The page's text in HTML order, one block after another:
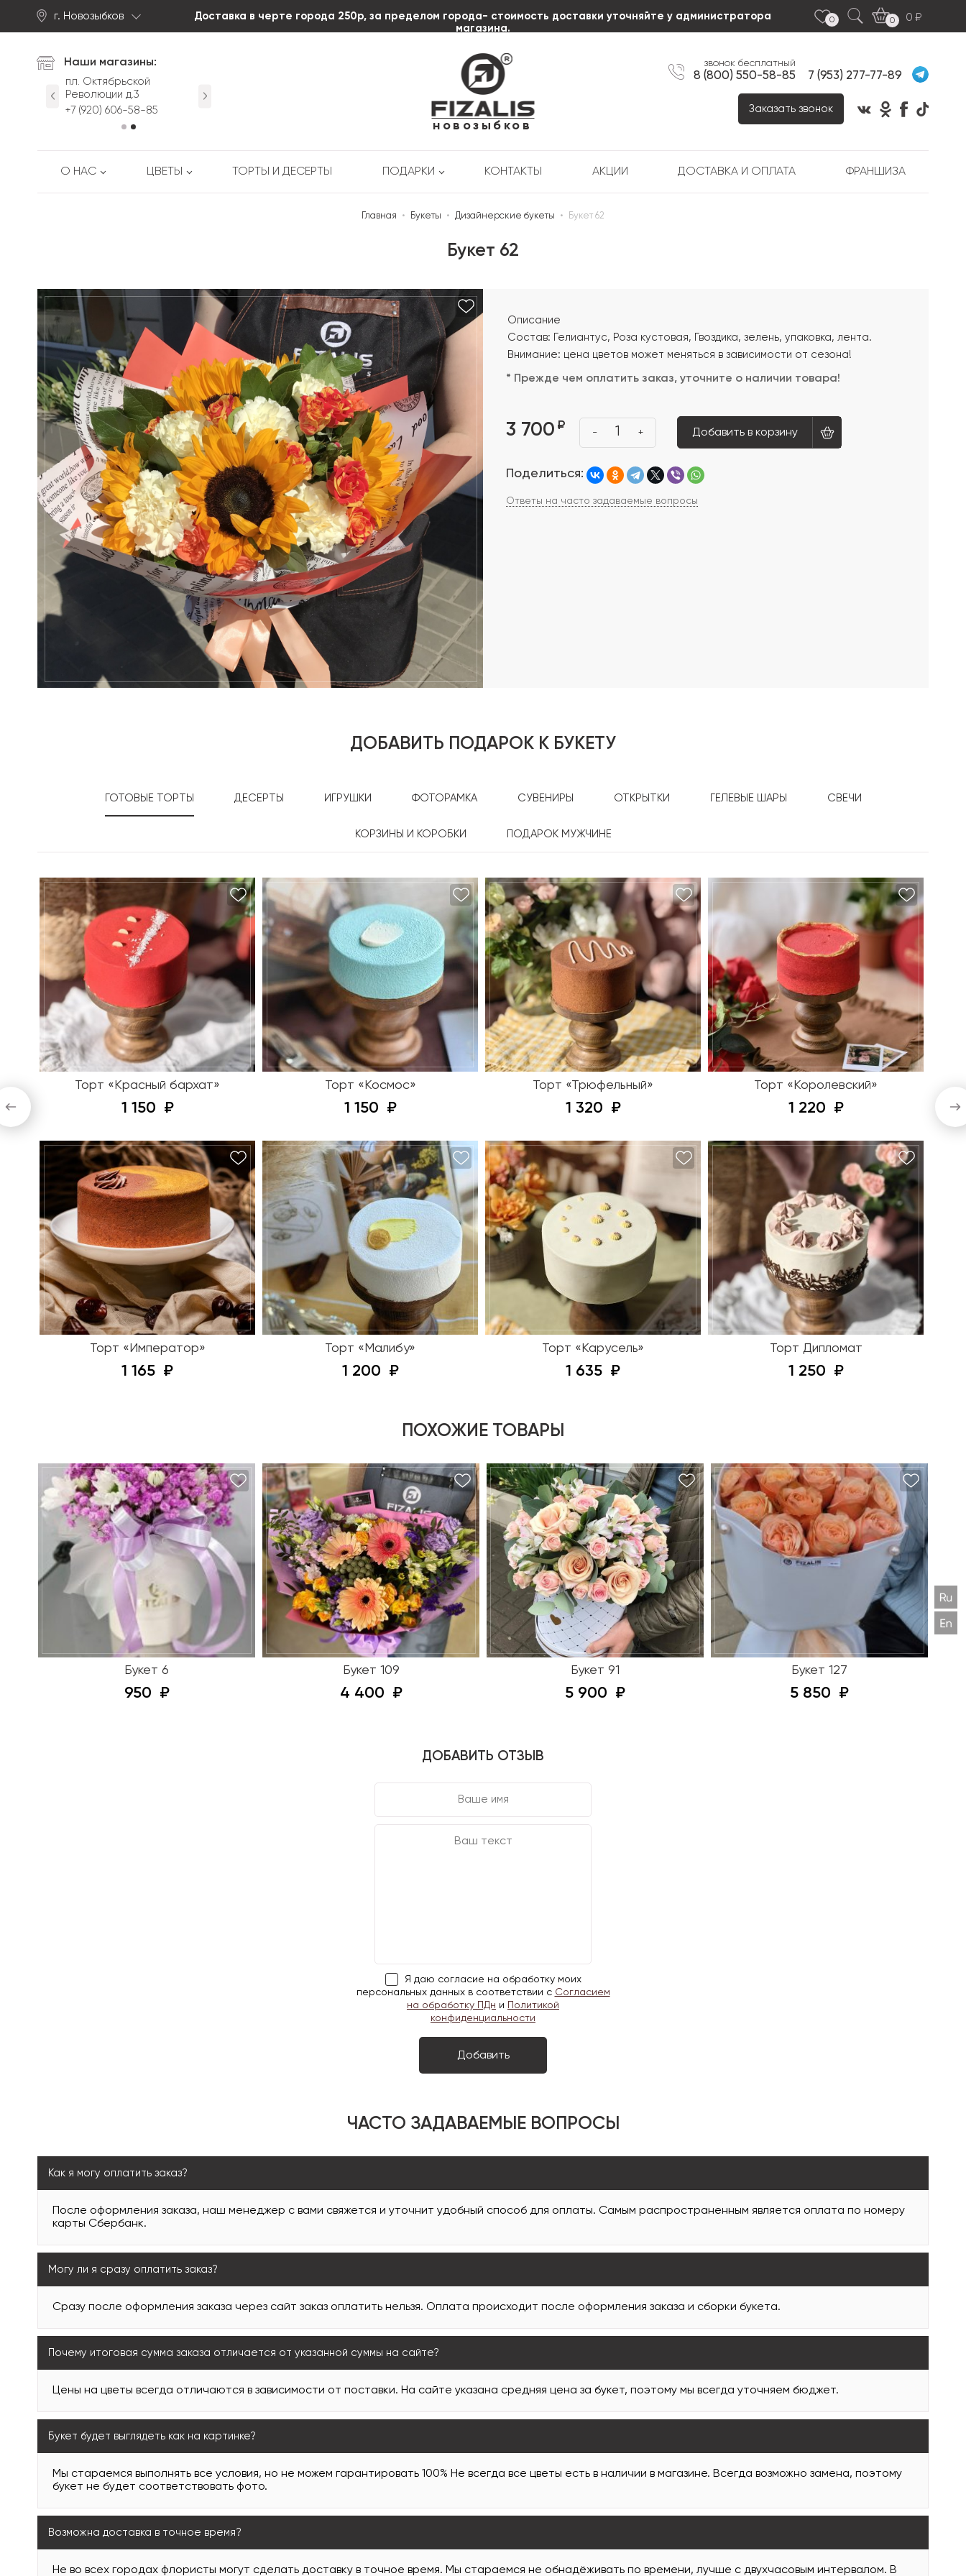
Доставка в черте города 250р, за пределом города- стоимость доставки уточняйте у администратора
магазина.
г. Новозыбков 0 0
0
новозыбков
Наши магазины:
пл. Октябрьской
Революции д.3
+7 (920) 606-58-85
+7 (920) 605-53-88
8 (800) 550-58-85
звонок бесплатный
7 (953) 277-77-89
Заказать звонок
О НАС ЦВЕТЫ ТОРТЫ И ДЕСЕРТЫ ПОДАРКИ КОНТАКТЫ АКЦИИ ДОСТАВКА И ОПЛАТА ФРАНШИЗА
Главная • Букеты • Дизайнерские букеты • Букет 62
Букет 62
Описание
Состав: Гелиантус, Роза кустовая, Гвоздика, зелень, упаковка, лента.
Внимание: цена цветов может меняться в зависимости от сезона!
* Прежде чем оплатить заказ, уточните о наличии товара!
3 700 ₽
- 1 + Добавить в корзину
Поделиться:
Ответы на часто задаваемые вопросы
ДОБАВИТЬ ПОДАРОК К БУКЕТУ
ГОТОВЫЕ ТОРТЫ ДЕСЕРТЫ ИГРУШКИ ФОТОРАМКА СУВЕНИРЫ ОТКРЫТКИ ГЕЛЕВЫЕ ШАРЫ СВЕЧИ
КОРЗИНЫ И КОРОБКИ ПОДАРОК МУЖЧИНЕ
Торт «Красный бархат»
1 150
Торт «Космос»
1 150
Торт «Трюфельный»
1 320
Торт «Королевский»
1 220
Торт «Император»
1 165
Торт «Малибу»
1 200
Торт «Карусель»
1 635
Торт Дипломат
1 250
ПОХОЖИЕ ТОВАРЫ
Букет 6
950
Букет 109
4 400
Букет 91
5 900
Букет 127
5 850
ДОБАВИТЬ ОТЗЫВ
Я даю согласие на обработку моих
персональных данных в соответствии с Согласием
на обработку ПДн и
Политикой
конфиденциальности
ЧАСТО ЗАДАВАЕМЫЕ ВОПРОСЫ
Как я могу оплатить заказ?
После оформления заказа, наш менеджер с вами свяжется и уточнит удобный способ для оплаты. Самым распространенным является оплата по номеру
карты Сбербанк.
Могу ли я сразу оплатить заказ?
Сразу после оформления заказа через сайт заказ оплатить нельзя. Оплата происходит после оформления заказа и сборки букета.
Почему итоговая сумма заказа отличается от указанной суммы на сайте?
Цены на цветы всегда отличаются в зависимости от поставки. На сайте указана средняя цена за букет, поэтому мы всегда уточняем бюджет.
Букет будет выглядеть как на картинке?
Мы стараемся выполнять все условия, но не можем гарантировать 100% Не всегда все цветы есть в наличии в магазине. Всегда возможно замена, поэтому
букет не будет соответствовать фото.
Возможна доставка в точное время?
Не во всех городах флористы могут сделать доставку в точное время. Мы стараемся не обнадёживать по времени, лучше с двухчасовым интервалом. В